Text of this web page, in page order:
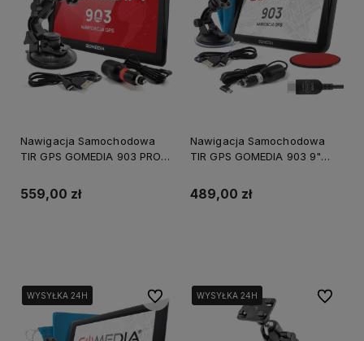
Nawigacja Samochodowa
TIR GPS GOMEDIA 903 PRO
RAM
559,00 zł
Nawigacja Samochodowa
TIR GPS GOMEDIA 903 9"
RAM
489,00 zł
WYSYŁKA 24H
WYSYŁKA 24H Do ulubionychWYSYŁKA 24H
WYSYŁKA 24H Do